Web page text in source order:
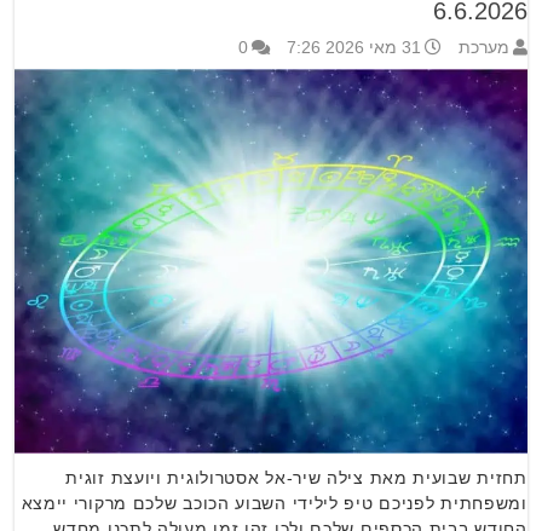
6.6.2026
מערכת 31 מאי 2026 7:26 0
תחזית שבועית מאת צילה שיר-אל אסטרולוגית ויועצת זוגית
ומשפחתית לפניכם טיפ לילידי השבוע הכוכב שלכם מרקורי יימצא